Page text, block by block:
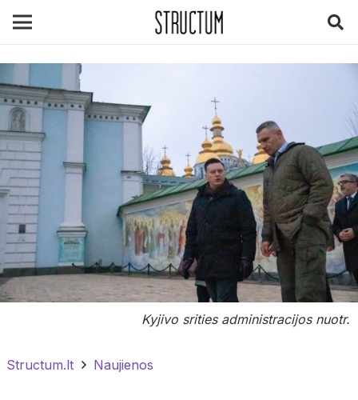
Kyjivo srities administracijos nuotr.
Structum.lt Naujienos